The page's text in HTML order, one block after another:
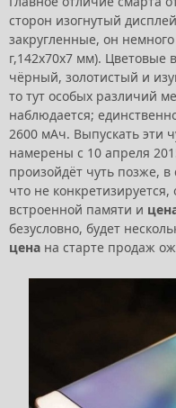
сторон изогнутый
закругленные, он
г,142х70х7 мм).
чёрный, золотистый и
то тут особых различий
наблюдается;
2600 мАч. Выпускать эти
намерены с 10 апреля
произойдёт чуть позже,
что не
встроенной памяти и
безусловно, будет
цена на старте продаж